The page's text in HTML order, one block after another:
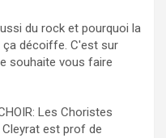
du rock et pourquoi la
ça décoiffe. C'est sur
souhaite vous faire
Les Choristes
est prof de